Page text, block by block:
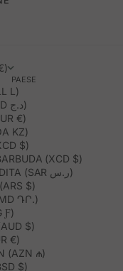
PAESE
L)
ALGERIA (DZD د.ج)
€)
KZ)
$)
(XCD $)
ARABIA SAUDITA (SAR ر.س)
$)
ԴՐ.)
Ƒ)
$)
€)
(AZN ₼)
$)